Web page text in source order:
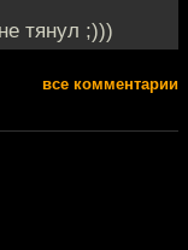
тянул ;)))
все комментарии